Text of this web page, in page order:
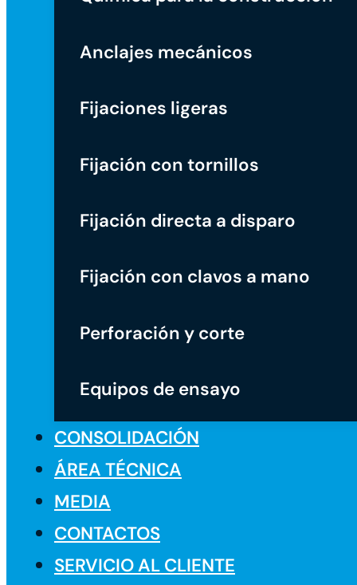
Anclajes mecánicos
Fijaciones ligeras
Fijación con tornillos
Fijación directa a disparo
Fijación con clavos a mano
Perforación y corte
Equipos de ensayo
CONSOLIDACIÓN
ÁREA TÉCNICA
MEDIA
CONTACTOS
SERVICIO AL CLIENTE